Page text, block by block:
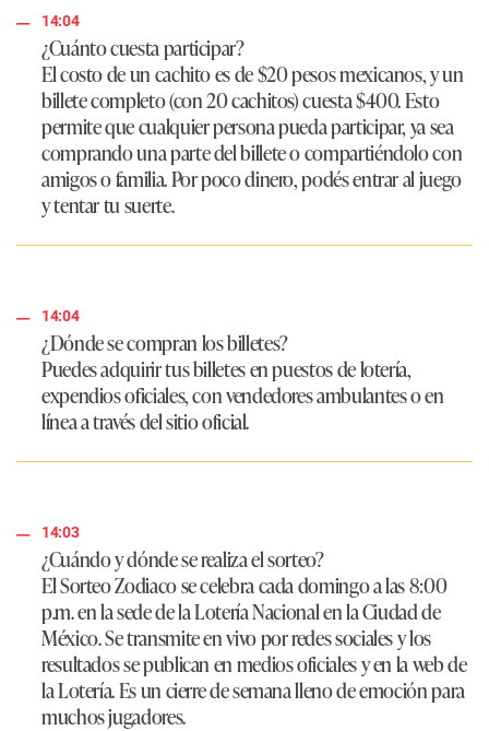
14:04
¿Cuánto cuesta participar?
El costo de un cachito es de $20 pesos mexicanos, y un
billete completo (con 20 cachitos) cuesta $400. Esto
permite que cualquier persona pueda participar, ya sea
comprando una parte del billete o compartiéndolo con
amigos o familia. Por poco dinero, podés entrar al juego
y tentar tu suerte.
14:04
¿Dónde se compran los billetes?
Puedes adquirir tus billetes en puestos de lotería,
expendios oficiales, con vendedores ambulantes o en
línea a través del sitio oficial.
14:03
¿Cuándo y dónde se realiza el sorteo?
El Sorteo Zodiaco se celebra cada domingo a las 8:00
p.m. en la sede de la Lotería Nacional en la Ciudad de
México. Se transmite en vivo por redes sociales y los
resultados se publican en medios oficiales y en la web de
la Lotería. Es un cierre de semana lleno de emoción para
muchos jugadores.